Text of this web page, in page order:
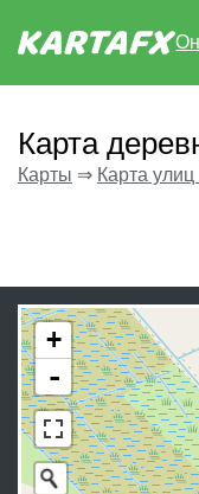
Карта
Карты ⇒ Карта
+
-